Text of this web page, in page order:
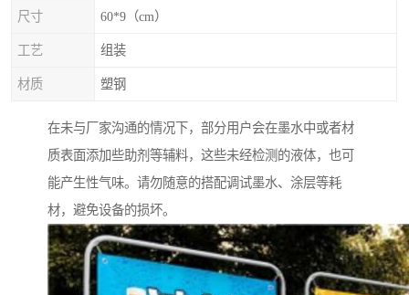
尺寸 60*9（cm）
工艺 组装
材质 塑钢
在未与厂家沟通的情况下，部分用户会在墨水中或者材
质表面添加些助剂等辅料，这些未经检测的液体，也可
能产生性气味。请勿随意的搭配调试墨水、涂层等耗
材，避免设备的损坏。